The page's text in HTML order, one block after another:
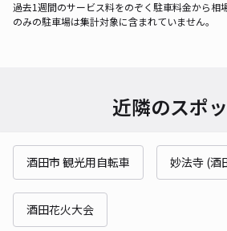
過去1週間のサービス料をのぞく駐車料金から相
のみの駐車場は集計対象に含まれていません。
近隣のスポ
酒田市 観光用自転車 妙法寺 (酒
酒田花火大会